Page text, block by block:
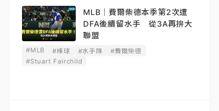
MLB｜費爾柴德本季第2次遭
DFA後續留水手 從3A再拚大
聯盟
#MLB #棒球 #水手隊
#費爾柴德
#Stuart Fairchild